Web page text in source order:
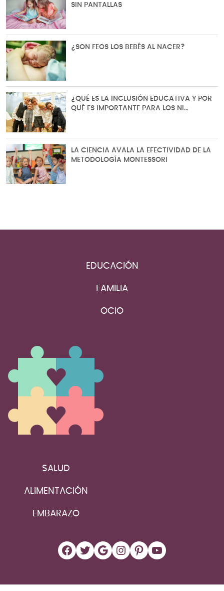
SIN PANTALLAS
¿SON FEOS LOS BEBÉS AL NACER?
¿QUÉ ES LA INCLUSIÓN EDUCATIVA Y POR
QUÉ ES IMPORTANTE PARA LOS NI…
LA CIENCIA AVALA LA EFECTIVIDAD DE LA
METODOLOGÍA MONTESSORI
EDUCACIÓN
FAMILIA
OCIO
SALUD
ALIMENTACIÓN
EMBARAZO
Facebook
Twitter
Google
Instagram
Pinterest
YouTube